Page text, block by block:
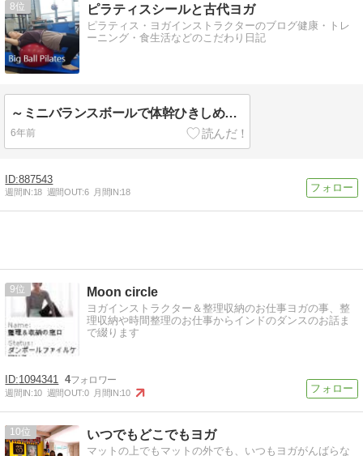
8 ピラティスシールと古代ヨガ
ピラティス・ヨガインストラクターのブログ健康・トレ
ーニング・食生活などのこだわり日記
～ミニバランスボールで体幹ひきしめ★シェイプアップピラティス～＠神奈川限定出張レッスン
6年前
887543
週間IN:18 週間OUT:6 月間IN:18
9 Moon circle
ヨガインストラクター＆整理収納のお仕事ヨガの事、整
理収納や時間整理のお仕事からインドのダンスのお話ま
で綴ります
1094341 4
週間IN:10 週間OUT:0 月間IN:10
10 いつでもどこでもヨガ
マットの上でもマットの外でも、いつもヨガがんばらな